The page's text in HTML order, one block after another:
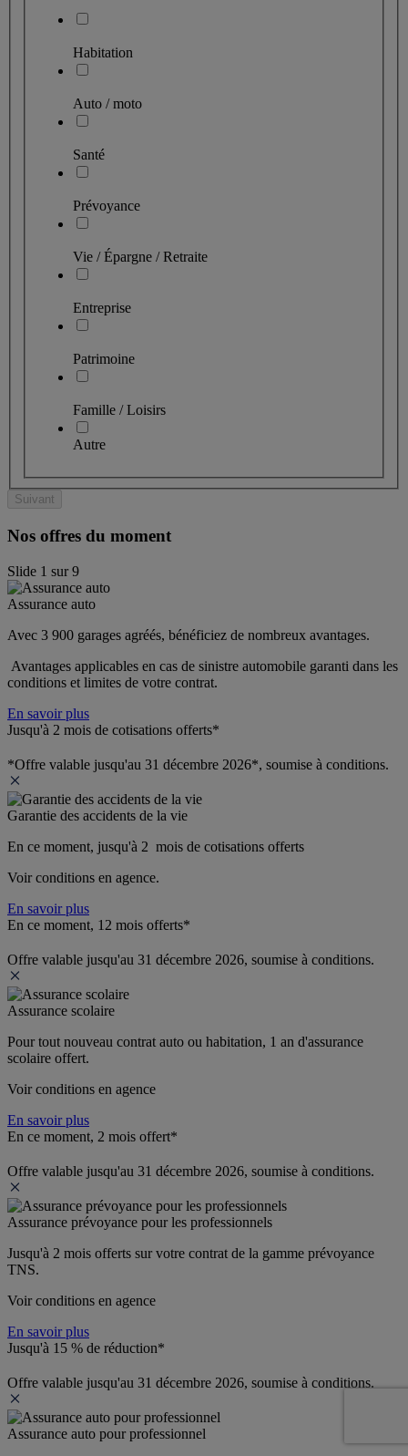
Habitation
Auto / moto
Santé
Prévoyance
Vie / Épargne / Retraite
Entreprise
Patrimoine
Famille / Loisirs
Autre
Suivant
Nos offres du moment
Slide 1 sur9
Assurance auto
Avec 3 900 garages agréés, bénéficiez de nombreux avantages.
Avantages applicables en cas de sinistre automobile garanti dans les
conditions et limites de votre contrat.
En savoir plus
Jusqu'à 2 mois de cotisations offerts*
*Offre valable jusqu'au 31 décembre 2026*, soumise à conditions.
Garantie des accidents de la vie
En ce moment, jusqu'à 2  mois de cotisations offerts
Voir conditions en agence.
En savoir plus
En ce moment, 12 mois offerts*
Offre valable jusqu'au 31 décembre 2026, soumise à conditions.
Assurance scolaire
Pour tout nouveau contrat auto ou habitation, 1 an d'assurance
scolaire offert.
Voir conditions en agence
En savoir plus
En ce moment, 2 mois offert*
Offre valable jusqu'au 31 décembre 2026, soumise à conditions.
Assurance prévoyance pour les professionnels
Jusqu'à 2 mois offerts sur votre contrat de la gamme prévoyance
TNS.
Voir conditions en agence
En savoir plus
Jusqu'à 15 % de réduction*
Offre valable jusqu'au 31 décembre 2026, soumise à conditions.
Assurance auto pour professionnel